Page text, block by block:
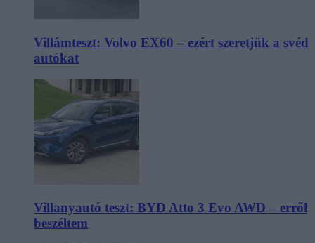
Villámteszt: Volvo EX60 – ezért szeretjük a svéd
autókat
Villanyautó teszt: BYD Atto 3 Evo AWD – erről
beszéltem